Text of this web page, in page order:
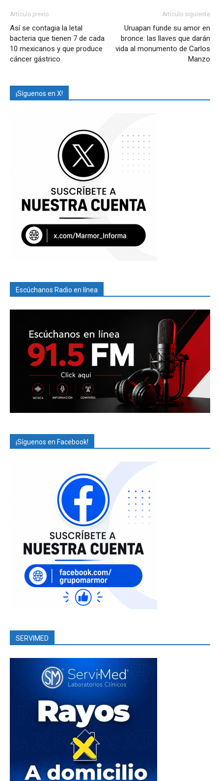
Artículo previo
Así se contagia la letal
bacteria que tienen 7 de cada
10 mexicanos y que produce
cáncer gástrico
Artículo siguiente
Uruapan funde su amor en
bronce: las llaves que darán
vida al monumento de Carlos
Manzo
¡Síguenos en X!
Escúchanos Radio en línea
¡Síguenos en Facebook!
SERVIMED